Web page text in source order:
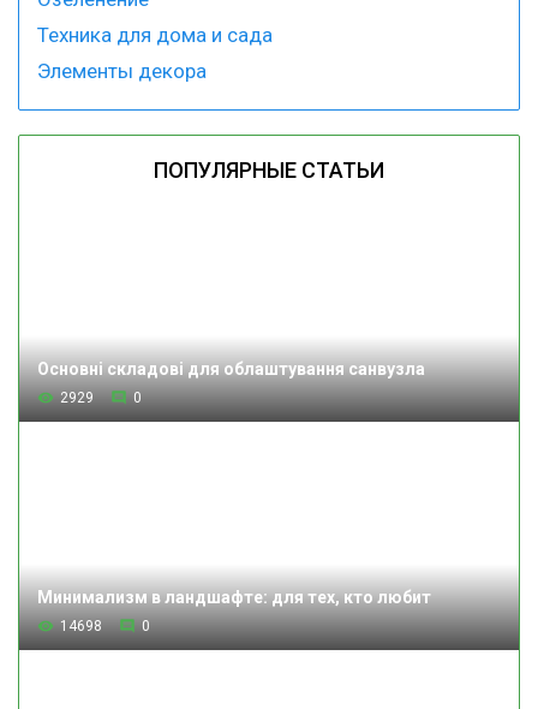
Техника для дома и сада
Элементы декора
ПОПУЛЯРНЫЕ СТАТЬИ
Основні складові для облаштування санвузла
2929 0
Минимализм в ландшафте: для тех, кто любит
14698 0